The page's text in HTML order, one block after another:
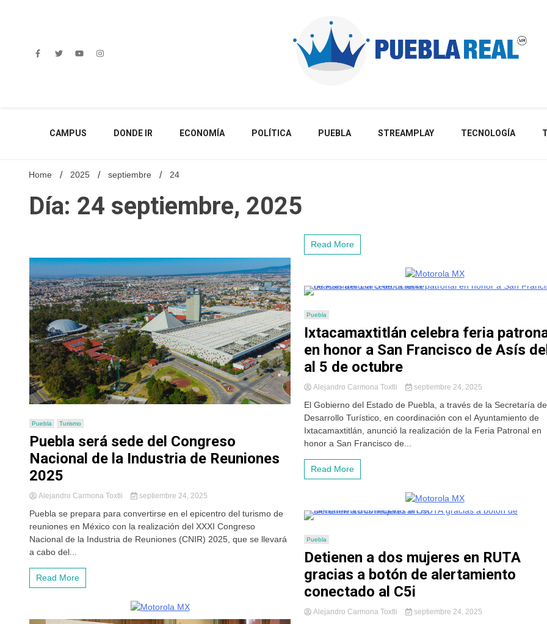
CAMPUS DONDE IR ECONOMÍA POLÍTICA PUEBLA STREAMPLAY TECNOLOGÍA
Home 2025 septiembre 24
Día: 24 septiembre, 2025
Puebla Turismo
Puebla será sede del Congreso
Nacional de la Industria de Reuniones
2025
Alejandro Carmona Toxtli septiembre 24, 2025
Puebla se prepara para convertirse en el epicentro del turismo de
reuniones en México con la realización del XXXI Congreso
Nacional de la Industria de Reuniones (CNIR) 2025, que se llevará
a cabo del...
Read More
Read More
Puebla
Ixtacamaxtitlán celebra feria
en honor a San Francisco de Asís
al 5 de octubre
Alejandro Carmona Toxtli septiembre 24, 2025
El Gobierno del Estado de Puebla, a través de la Secretaría de
Desarrollo Turístico, en coordinación con el Ayuntamiento de
Ixtacamaxtitlán, anunció la realización de la Feria Patronal en
honor a San Francisco de...
Read More
Puebla
Detienen a dos mujeres en RUTA
gracias a botón de alertamiento
conectado al C5i
Alejandro Carmona Toxtli septiembre 24, 2025